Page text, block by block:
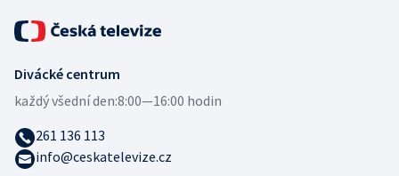
Divácké centrum
každý všední den:8:00—16:00 hodin
261 136 113
info@ceskatelevize.cz